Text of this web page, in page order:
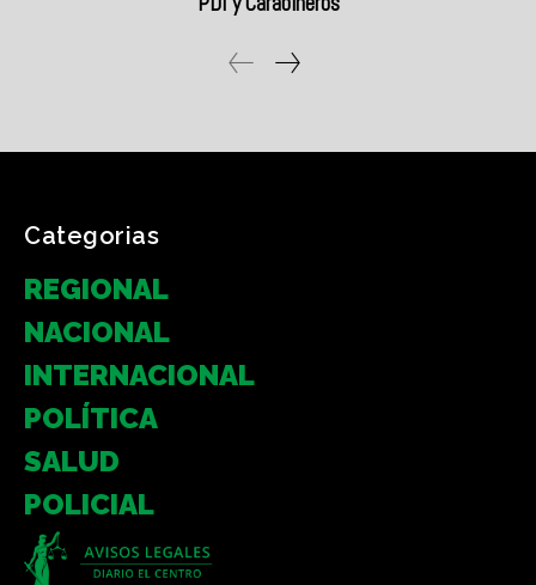
Categorias
REGIONAL
NACIONAL
INTERNACIONAL
POLÍTICA
SALUD
POLICIAL